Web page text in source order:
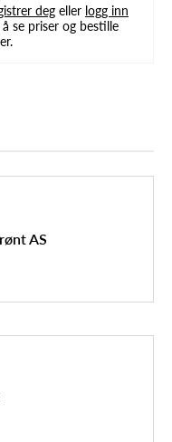
deg eller logg inn
se priser og bestille
AS